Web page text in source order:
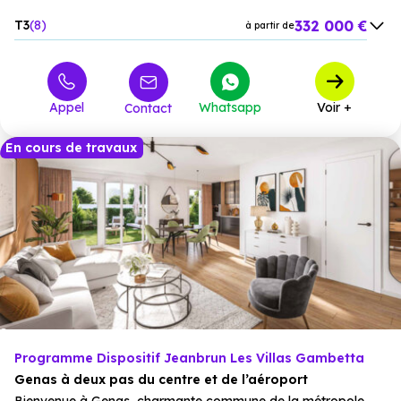
T3 8 à partir de332 000 €
Appel Contact Whatsapp Voir +
En cours de travaux
Programme Dispositif Jeanbrun Les Villas Gambetta
Genas à deux pas du centre et de l’aéroport